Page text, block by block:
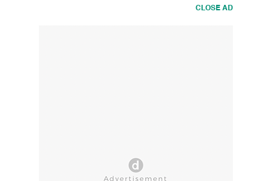
CLOSE AD